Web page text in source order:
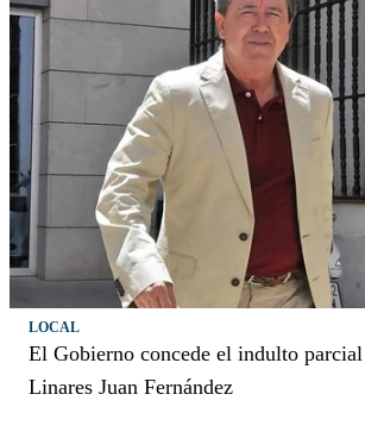
LOCAL
El Gobierno concede el indulto
Linares Juan Fernández